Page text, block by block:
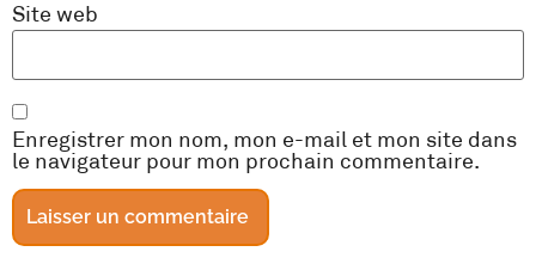
Site web
Enregistrer mon nom, mon e-mail et mon site dans
le navigateur pour mon prochain commentaire.